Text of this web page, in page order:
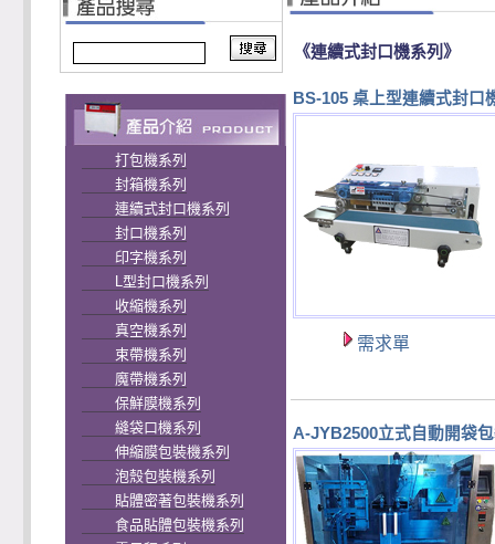
打包機系列
封箱機系列
連續式封口機系列
封口機系列
印字機系列
L型封口機系列
收縮機系列
真空機系列
束帶機系列
魔帶機系列
保鮮膜機系列
縫袋口機系列
伸縮膜包裝機系列
泡殼包裝機系列
貼體密著包裝機系列
食品貼體包裝機系列
《連續式封口機系列》
BS-105 桌上型連續式封口
需求單
A-JYB2500立式自動開袋